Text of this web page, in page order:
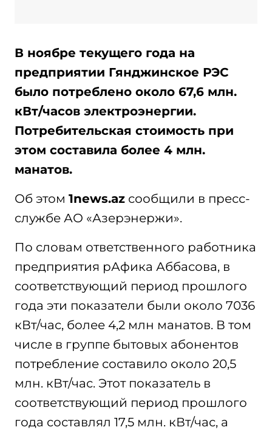
В ноябре текущего года на
предприятии Гянджинское РЭС
было потреблено около 67,6 млн.
кВт/часов электроэнергии.
Потребительская стоимость при
этом составила более 4 млн.
манатов.
Об этом 1news.az сообщили в пресс-
службе АО «Азерэнержи».
По словам ответственного работника
предприятия рАфика Аббасова, в
соответствующий период прошлого
года эти показатели были около 7036
кВт/час, более 4,2 млн манатов. В том
числе в группе бытовых абонентов
потребление составило около 20,5
млн. кВт/час. Этот показатель в
соответствующий период прошлого
года составлял 17,5 млн. кВт/час, а